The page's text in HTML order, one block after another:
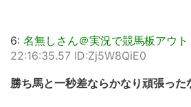
6: 名無しさん＠実況で競馬板アウト
22:16:35.57 ID:Zj5W8QiE0
勝ち馬と一秒差ならかなり頑張った